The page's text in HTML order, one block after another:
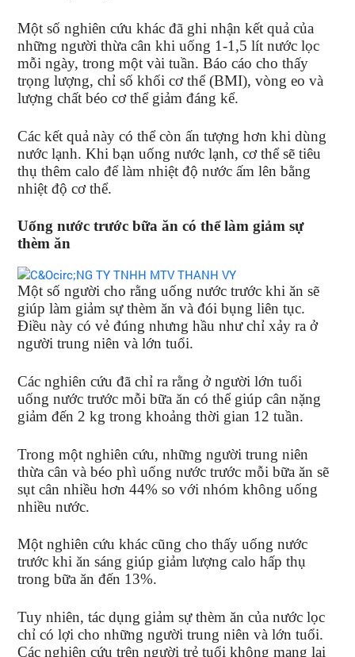
Một số nghiên cứu khác đã ghi nhận kết quả của
những người thừa cân khi uống 1-1,5 lít nước lọc
mỗi ngày, trong một vài tuần. Báo cáo cho thấy
trọng lượng, chỉ số khối cơ thể (BMI), vòng eo và
lượng chất béo cơ thể giảm đáng kể.
Các kết quả này có thể còn ấn tượng hơn khi dùng
nước lạnh. Khi bạn uống nước lạnh, cơ thể sẽ tiêu
thụ thêm calo để làm nhiệt độ nước ấm lên bằng
nhiệt độ cơ thể.
Uống nước trước bữa ăn có thể làm giảm sự
thèm ăn
Một số người cho rằng uống nước trước khi ăn sẽ
giúp làm giảm sự thèm ăn và đói bụng liên tục.
Điều này có vẻ đúng nhưng hầu như chỉ xảy ra ở
người trung niên và lớn tuổi.
Các nghiên cứu đã chỉ ra rằng ở người lớn tuổi
uống nước trước mỗi bữa ăn có thể giúp cân nặng
giảm đến 2 kg trong khoảng thời gian 12 tuần.
Trong một nghiên cứu, những người trung niên
thừa cân và béo phì uống nước trước mỗi bữa ăn sẽ
sụt cân nhiều hơn 44% so với nhóm không uống
nhiều nước.
Một nghiên cứu khác cũng cho thấy uống nước
trước khi ăn sáng giúp giảm lượng calo hấp thụ
trong bữa ăn đến 13%.
Tuy nhiên, tác dụng giảm sự thèm ăn của nước lọc
chỉ có lợi cho những người trung niên và lớn tuổi.
Các nghiên cứu trên người trẻ tuổi không mang lại